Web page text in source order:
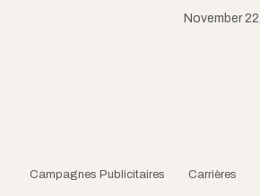
November
Campagnes Publicitaires Carrières